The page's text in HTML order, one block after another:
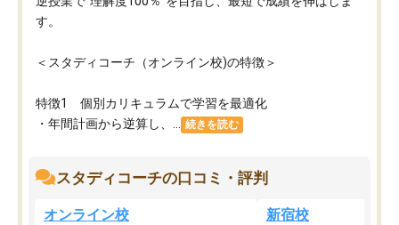
す。
＜スタディコーチ（オンライン校)の特徴＞
特徴1 個別カリキュラムで学習を最適化
・年間計画から逆算し、...
続きを読む
スタディコーチの口コミ・評判
オンライン校 新宿校